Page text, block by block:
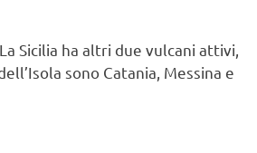
Sicilia ha altri due vulcani attivi,
sono Catania, Messina e